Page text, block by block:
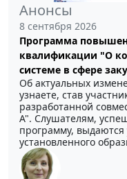
Анонсы
8 сентября 2026
Программа
квалификации "О
системе в сфере
Об актуальных
узнаете, став
разработанной
А". Слушателям,
программу, выдаются
установленного